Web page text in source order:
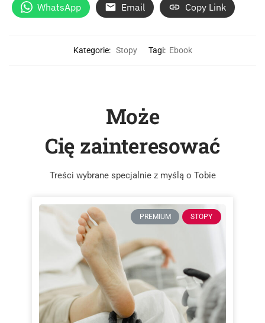
WhatsApp Email Copy Link
Kategorie: Stopy Tagi: Ebook
Może
Cię zainteresować
Treści wybrane specjalnie z myślą o Tobie
PREMIUM STOPY